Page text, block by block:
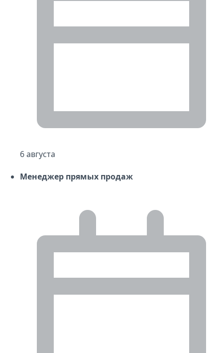
6 августа
Менеджер прямых продаж